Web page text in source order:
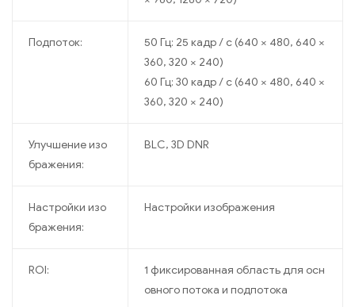
Подпоток:
50 Гц: 25 кадр / с (640 × 480, 640 ×
360, 320 × 240)
60 Гц: 30 кадр / с (640 × 480, 640 ×
360, 320 × 240)
Улучшение изо
бражения:
BLC, 3D DNR
Настройки изо
бражения:
Настройки изображения
ROI:
1 фиксированная область для осн
овного потока и подпотока